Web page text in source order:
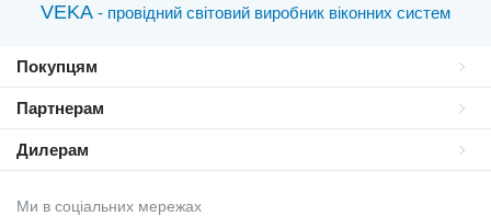
VEKA - провідний світовий виробник віконних систем
Покупцям
Партнерам
Дилерам
Ми в соціальних мережах